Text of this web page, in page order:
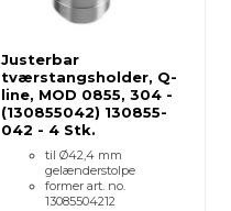
Justerbar
tværstangsholder, Q-
line, MOD 0855, 304 -
(130855042) 130855-
042 - 4 Stk.
til Ø42,4 mm
gelænderstolpe
former art. no.
13085504212